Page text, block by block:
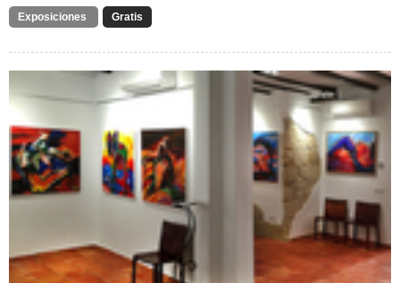
Exposiciones Gratis